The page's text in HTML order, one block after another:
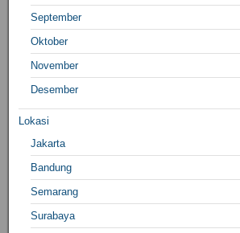
September
Oktober
November
Desember
Lokasi
Jakarta
Bandung
Semarang
Surabaya